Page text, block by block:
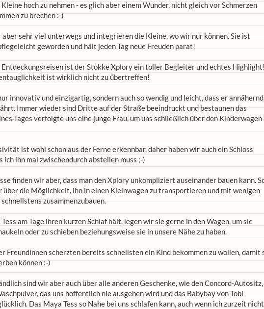
hoch zu nehmen - es glich aber einem Wunder, nicht gleich vor Schmerzen
zu brechen :-)
aber sehr viel unterwegs und integrieren die Kleine, wo wir nur können. Sie ist
geworden und hält jeden Tag neue Freuden parat!
Entdeckungsreisen ist der Stokke Xplory ein toller Begleiter und echtes Highlight!
ist wirklich nicht zu übertreffen!
innovativ und einzigartig, sondern auch so wendig und leicht, dass er annähernd
Immer wieder sind Dritte auf der Straße beeindruckt und bestaunen das
Tages verfolgte uns eine junge Frau, um uns schließlich über den Kinderwagen
ist wohl schon aus der Ferne erkennbar, daher haben wir auch ein Schloss
ich ihn mal zwischendurch abstellen muss ;-)
finden wir aber, dass man den Xplory unkompliziert auseinander bauen kann.
über die Möglichkeit, ihn in einen Kleinwagen zu transportieren und mit wenigen
zusammenzubauen.
am Tage ihren kurzen Schlaf hält, legen wir sie gerne in den Wagen, um sie
oder zu schieben beziehungsweise sie in unsere Nähe zu haben.
Freundinnen scherzten bereits schnellsten ein Kind bekommen zu wollen, damit
können ;-)
sind wir aber auch über alle anderen Geschenke, wie den Concord-Autositz,
das uns hoffentlich nie ausgehen wird und das Babybay von Tobi
Das Maya Tess so Nahe bei uns schlafen kann, auch wenn ich zurzeit nicht